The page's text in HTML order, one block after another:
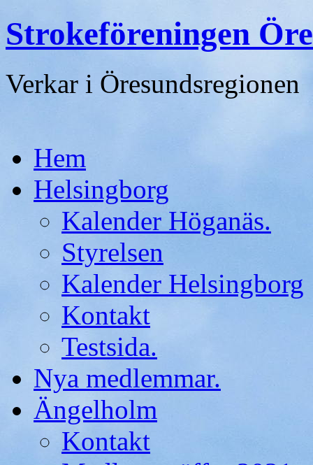
Strokeföreningen
Verkar i Öresundsregionen
till
innehållHem
Helsingborg
Kalender Höganäs.
Styrelsen
Kalender Helsingborg
Kontakt
Testsida.
Nya medlemmar.
Ängelholm
Kontakt